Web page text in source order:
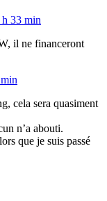
33 min
il ne financeront
cela sera quasiment
n’a abouti.
que je suis passé